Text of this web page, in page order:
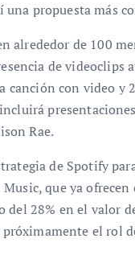
propuesta más
alrededor de 100
de
canción con video y
Rae.
de Spotify
que ya
28% en el valor
el rol